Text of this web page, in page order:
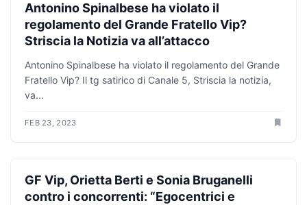
Antonino Spinalbese ha violato il
regolamento del Grande Fratello Vip?
Striscia la Notizia va all’attacco
Antonino Spinalbese ha violato il regolamento del Grande
Fratello Vip? Il tg satirico di Canale 5, Striscia la notizia,
va...
FEB 23, 2023
ANTICIPAZIONI TV
GF Vip, Orietta Berti e Sonia Bruganelli
contro i concorrenti: “Egocentrici e